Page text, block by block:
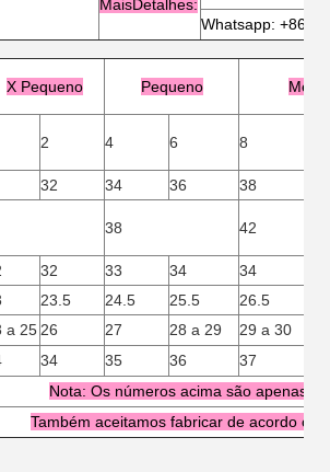
MaisDetalhes:
Whatsapp:
X Pequeno Pequeno Médio
2 4 6 8
32 34 36 38
38 42
32 33 34 34
23.5 24.5 25.5 26.5
a 25 26 27 28 a 29 29 a 30
34 35 36 37
Nota: Os números acima são apenas
Também aceitamos fabricar de acordo